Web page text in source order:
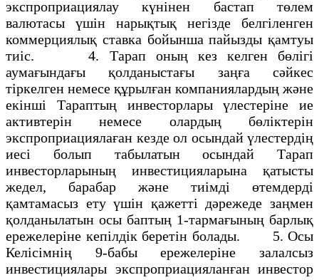
экспроприациялау күнінен бастап төлем
валютасы үшін нарықтық негізде белгіленген
коммерциялық ставка бойынша пайызды қамтуы
тиіс. 4. Тарап оның кез келген бөлігі
аумағындағы қолданыстағы заңға сәйкес
тіркелген немесе құрылған компаниялардың және
екінші Тараптың инвесторлары үлестеріне ие
активтерін немесе олардың бөліктерін
экспроприациялаған кезде ол осындай үлестердің
иесі болып табылатын осындай Тарап
инвесторларының инвестицияларына қатысты
жедел, барабар және тиімді өтемдерді
қамтамасыз ету үшін қажетті дәрежеде заңмен
қолданылатын осы баптың 1-тармағының барлық
ережелеріне кепілдік беретін болады. 5. Осы
Келісімнің 9-бабы ережелеріне залалсыз
инвестициялары экспроприацияланған инвестор